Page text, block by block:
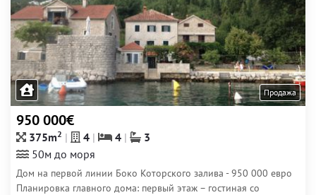
Продажа
950 000€
375m2 4 4
3
50м до моря
Дом на первой линии Боко Которского залива - 950 000 евро
Планировка главного дома: первый этаж – гостиная со